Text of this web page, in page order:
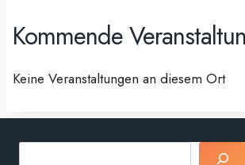
Kommende
Keine Veranstaltungen an diesem Ort
Suchen